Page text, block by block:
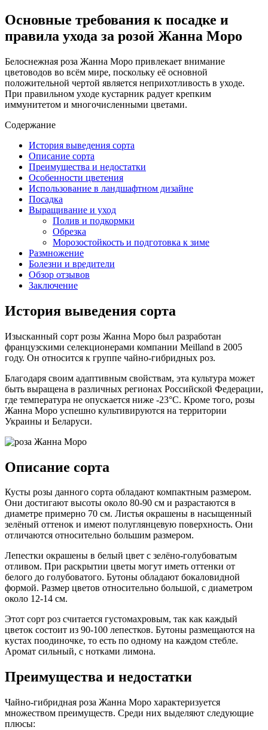
Основные требования к посадке и
правила ухода за розой Жанна Моро
Белоснежная роза Жанна Моро привлекает внимание
цветоводов во всём мире, поскольку её основной
положительной чертой является неприхотливость в уходе.
При правильном уходе кустарник радует крепким
иммунитетом и многочисленными цветами.
Содержание
История выведения сорта
Описание сорта
Преимущества и недостатки
Особенности цветения
Использование в ландшафтном дизайне
Посадка
Выращивание и уход
Полив и подкормки
Обрезка
Морозостойкость и подготовка к зиме
Размножение
Болезни и вредители
Обзор отзывов
Заключение
История выведения сорта
Изысканный сорт розы Жанна Моро был разработан
французскими селекционерами компании Meilland в 2005
году. Он относится к группе чайно-гибридных роз.
Благодаря своим адаптивным свойствам, эта культура может
быть выращена в различных регионах Российской Федерации,
где температура не опускается ниже -23°C. Кроме того, розы
Жанна Моро успешно культивируются на территории
Украины и Беларуси.
Описание сорта
Кусты розы данного сорта обладают компактным размером.
Они достигают высоты около 80-90 см и разрастаются в
диаметре примерно 70 см. Листья окрашены в насыщенный
зелёный оттенок и имеют полуглянцевую поверхность. Они
отличаются относительно большим размером.
Лепестки окрашены в белый цвет с зелёно-голубоватым
отливом. При раскрытии цветы могут иметь оттенки от
белого до голубоватого. Бутоны обладают бокаловидной
формой. Размер цветов относительно большой, с диаметром
около 12-14 см.
Этот сорт роз считается густомахровым, так как каждый
цветок состоит из 90-100 лепестков. Бутоны размещаются на
кустах поодиночке, то есть по одному на каждом стебле.
Аромат сильный, с нотками лимона.
Преимущества и недостатки
Чайно-гибридная роза Жанна Моро характеризуется
множеством преимуществ. Среди них выделяют следующие
плюсы: